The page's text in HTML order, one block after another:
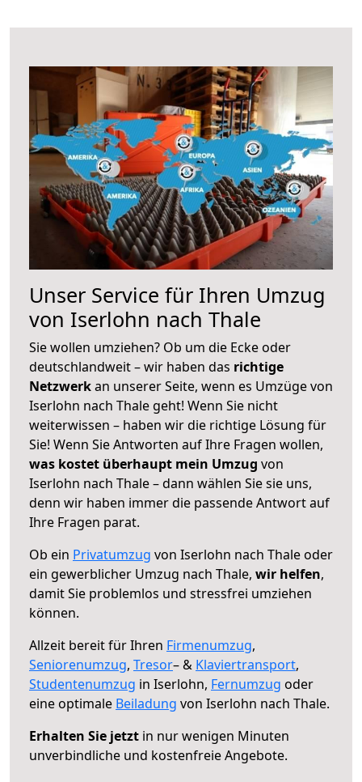
Unser Service für Ihren Umzug
von Iserlohn nach Thale
Sie wollen umziehen? Ob um die Ecke oder
deutschlandweit – wir haben das richtige
Netzwerkan unserer Seite, wenn es Umzüge von
Iserlohn nach Thale geht! Wenn Sie nicht
weiterwissen – haben wir die richtige Lösung für
Sie! Wenn Sie Antworten auf Ihre Fragen wollen,
was kostet überhaupt mein Umzug von
Iserlohn nach Thale – dann wählen Sie sie uns,
denn wir haben immer die passende Antwort auf
Ihre Fragen parat.
Ob ein Privatumzug von Iserlohn nach Thale oder
ein gewerblicher Umzug nach Thale, wir helfen,
damit Sie problemlos und stressfrei umziehen
können.
Allzeit bereit für Ihren Firmenumzug,
Seniorenumzug, Tresor– & Klaviertransport,
Studentenumzug in Iserlohn, Fernumzug oder
eine optimale Beiladung von Iserlohn nach Thale.
Erhalten Sie jetzt in nur wenigen Minuten
unverbindliche und kostenfreie Angebote.